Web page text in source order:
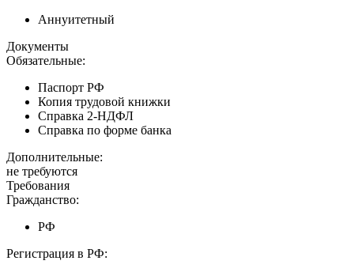
Аннуитетный
Документы
Обязательные:
Паспорт РФ
Копия трудовой книжки
Справка 2-НДФЛ
Справка по форме банка
Дополнительные:
не требуются
Требования
Гражданство:
РФ
Регистрация в РФ: